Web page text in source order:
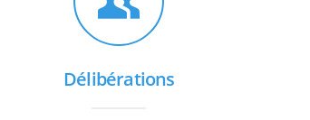
Délibérations